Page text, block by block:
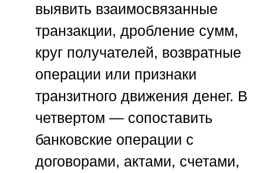
выявить взаимосвязанные
транзакции, дробление сумм,
круг получателей, возвратные
операции или признаки
транзитного движения денег. В
четвертом — сопоставить
банковские операции с
договорами, актами, счетами,